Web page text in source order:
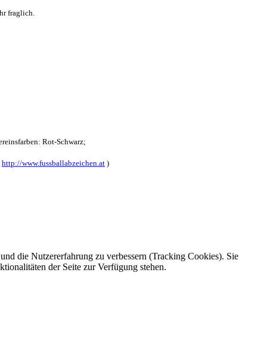
die Nutzererfahrung zu verbessern (Tracking Cookies). Sie
der Seite zur Verfügung stehen.
fraglich.
Rot-Schwarz;
http://www.fussballabzeichen.at )